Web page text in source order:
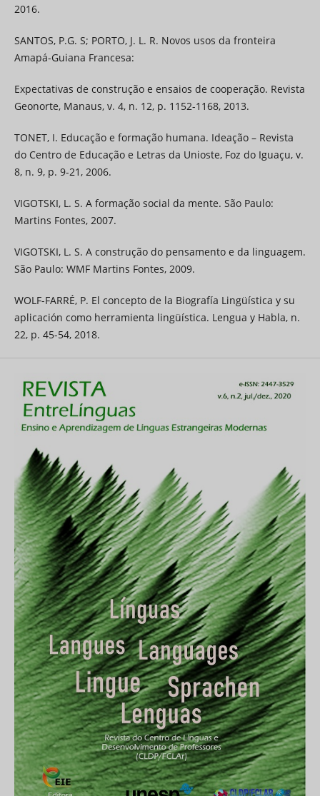
2016.
SANTOS, P.G. S; PORTO, J. L. R. Novos usos da fronteira
Amapá-Guiana Francesa:
Expectativas de construção e ensaios de cooperação. Revista
Geonorte, Manaus, v. 4, n. 12, p. 1152-1168, 2013.
TONET, I. Educação e formação humana. Ideação – Revista
do Centro de Educação e Letras da Unioste, Foz do Iguaçu, v.
8, n. 9, p. 9-21, 2006.
VIGOTSKI, L. S. A formação social da mente. São Paulo:
Martins Fontes, 2007.
VIGOTSKI, L. S. A construção do pensamento e da linguagem.
São Paulo: WMF Martins Fontes, 2009.
WOLF-FARRÉ, P. El concepto de la Biografía Lingüística y su
aplicación como herramienta lingüística. Lengua y Habla, n.
22, p. 45-54, 2018.